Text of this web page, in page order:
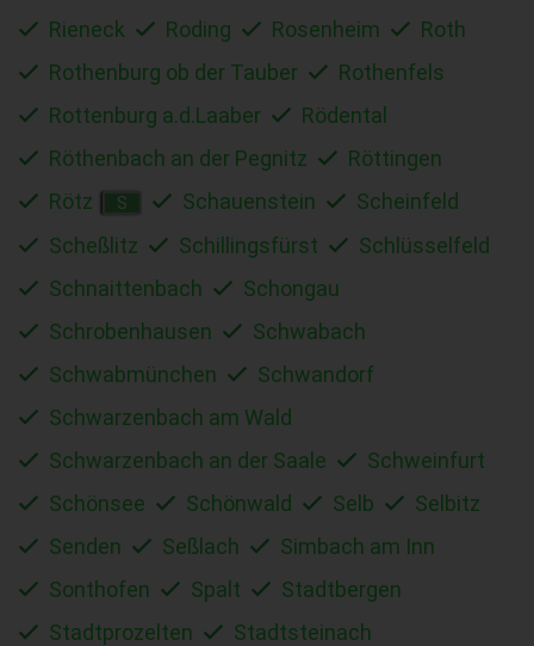
Rieneck
Roding Rosenheim
Roth
Rothenburg ob der Tauber
Rothenfels
Rottenburg a.d.Laaber
Rödental
Röthenbach an der Pegnitz
Röttingen
Rötz
S Schauenstein
Scheinfeld
Scheßlitz
Schillingsfürst
Schlüsselfeld
Schnaittenbach
Schongau
Schrobenhausen
Schwabach
Schwabmünchen
Schwandorf
Schwarzenbach am Wald
Schwarzenbach an der Saale
Schweinfurt
Schönsee
Schönwald Selb
Selbitz
Senden
Seßlach
Simbach am Inn
Sonthofen
Spalt
Stadtbergen
Stadtprozelten
Stadtsteinach